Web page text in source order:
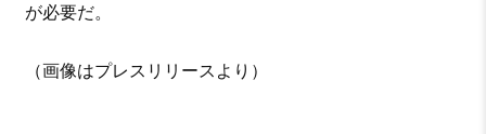
が必要だ。
（画像はプレスリリースより）